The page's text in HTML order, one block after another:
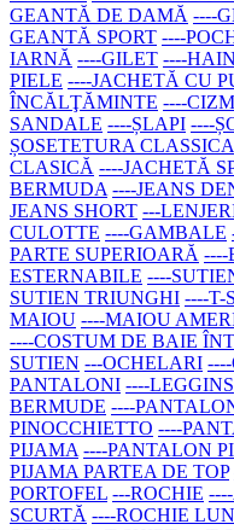
GEANTĂ DE DAMĂ ----
GEANTĂ SPORT ----
IARNĂ ----GILET ----
PIELE ----JACHETĂ CU
ÎNCĂLŢĂMINTE ----
SANDALE ----ȘLAPI ----
ȘOSETETURA CLASSICA
CLASICĂ ----JACHETĂ
BERMUDA ----JEANS
JEANS SHORT ---
CULOTTE ----GAMBALE
PARTE SUPERIOARĂ ----
ESTERNABILE ----
SUTIEN TRIUNGHI ----T-
MAIOU ----MAIOU
----COSTUM DE BAIE
SUTIEN ---OCHELARI
PANTALONI ----LEGGINS
BERMUDE ----
PINOCCHIETTO ----
PIJAMA ----PANTALON
PIJAMA PARTEA DE TOP
PORTOFEL ---ROCHIE
SCURTĂ ----ROCHIE